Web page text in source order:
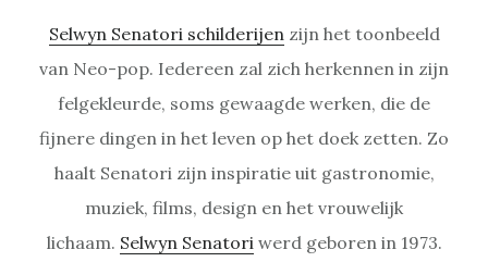
Selwyn Senatori schilderijen zijn het toonbeeld
van Neo-pop. Iedereen zal zich herkennen in zijn
felgekleurde, soms gewaagde werken, die de
fijnere dingen in het leven op het doek zetten. Zo
haalt Senatori zijn inspiratie uit gastronomie,
muziek, films, design en het vrouwelijk
lichaam. Selwyn Senatori werd geboren in 1973.